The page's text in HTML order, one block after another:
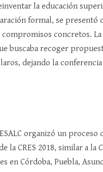
la educación
formal, se presentó
compromisos concretos.
buscaba recoger
dejando la
organizó un proceso
la CRES 2018, similar a la
en Córdoba, Puebla,